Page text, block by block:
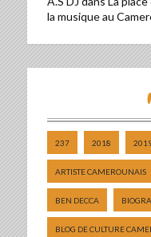
la musique au
237 2018
ARTISTE CAMEROUNAIS
BEN DECCA
BLOG DE CULTURE